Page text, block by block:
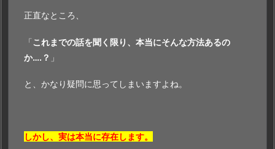
正直なところ、
「これまでの話を聞く限り、本当にそんな方法あるの
か….？ 」
と、かなり疑問に思ってしまいますよね。
しかし、実は本当に存在します。